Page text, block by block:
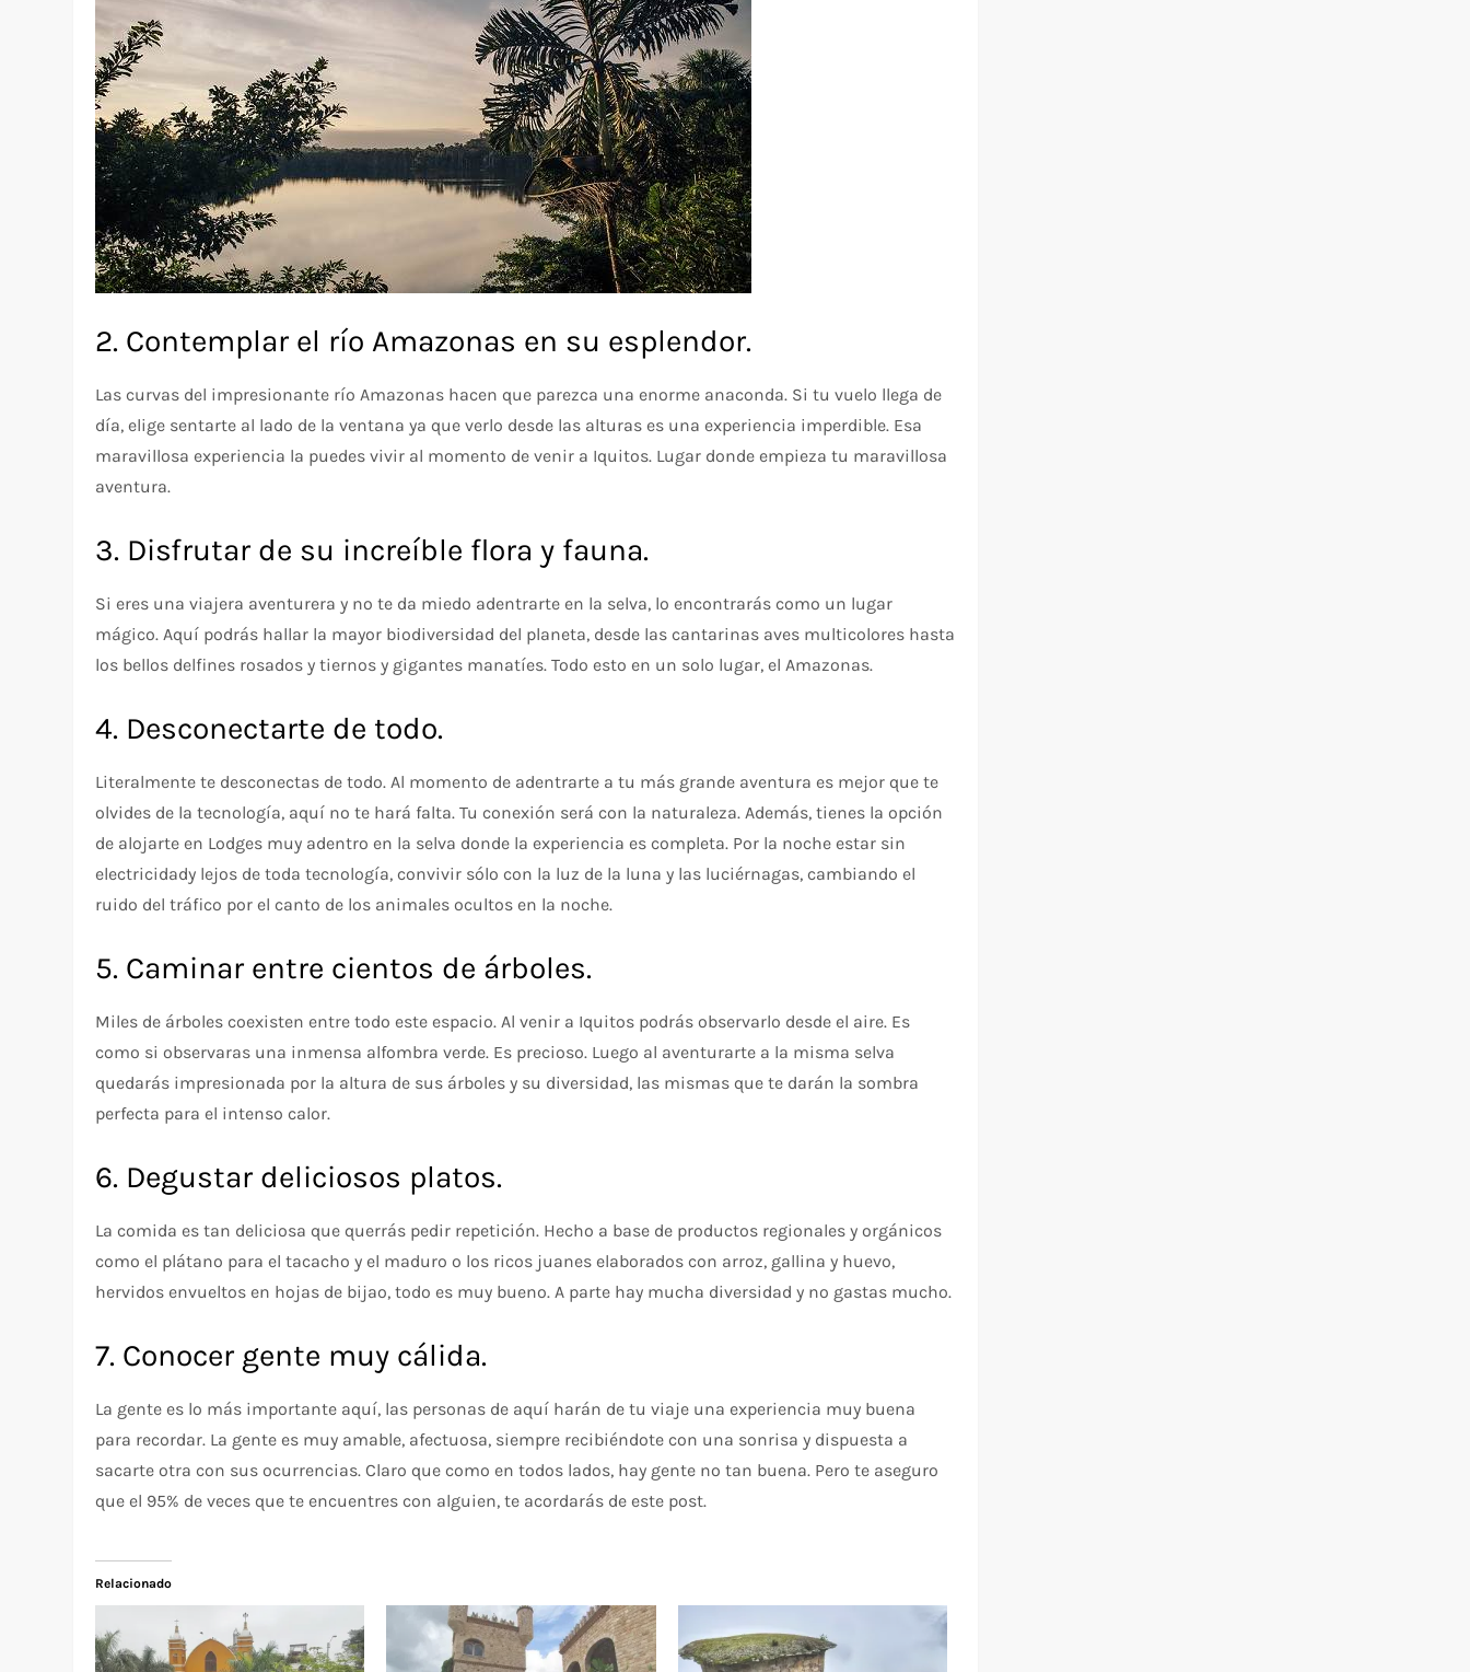
2. Contemplar el río Amazonas en su esplendor.
Las curvas del impresionante río Amazonas hacen que parezca una enorme anaconda. Si tu vuelo llega de
día, elige sentarte al lado de la ventana ya que verlo desde las alturas es una experiencia imperdible. Esa
maravillosa experiencia la puedes vivir al momento de venir a Iquitos. Lugar donde empieza tu maravillosa
aventura.
3. Disfrutar de su increíble flora y fauna.
Si eres una viajera aventurera y no te da miedo adentrarte en la selva, lo encontrarás como un lugar
mágico. Aquí podrás hallar la mayor biodiversidad del planeta, desde las cantarinas aves multicolores hasta
los bellos delfines rosados y tiernos y gigantes manatíes. Todo esto en un solo lugar, el Amazonas.
4. Desconectarte de todo.
Literalmente te desconectas de todo. Al momento de adentrarte a tu más grande aventura es mejor que te
olvides de la tecnología, aquí no te hará falta. Tu conexión será con la naturaleza. Además, tienes la opción
de alojarte en Lodges muy adentro en la selva donde la experiencia es completa. Por la noche estar sin
electricidady lejos de toda tecnología, convivir sólo con la luz de la luna y las luciérnagas, cambiando el
ruido del tráfico por el canto de los animales ocultos en la noche.
5. Caminar entre cientos de árboles.
Miles de árboles coexisten entre todo este espacio. Al venir a Iquitos podrás observarlo desde el aire. Es
como si observaras una inmensa alfombra verde. Es precioso. Luego al aventurarte a la misma selva
quedarás impresionada por la altura de sus árboles y su diversidad, las mismas que te darán la sombra
perfecta para el intenso calor.
6. Degustar deliciosos platos.
La comida es tan deliciosa que querrás pedir repetición. Hecho a base de productos regionales y orgánicos
como el plátano para el tacacho y el maduro o los ricos juanes elaborados con arroz, gallina y huevo,
hervidos envueltos en hojas de bijao, todo es muy bueno. A parte hay mucha diversidad y no gastas mucho.
7. Conocer gente muy cálida.
La gente es lo más importante aquí, las personas de aquí harán de tu viaje una experiencia muy buena
para recordar. La gente es muy amable, afectuosa, siempre recibiéndote con una sonrisa y dispuesta a
sacarte otra con sus ocurrencias. Claro que como en todos lados, hay gente no tan buena. Pero te aseguro
que el 95% de veces que te encuentres con alguien, te acordarás de este post.
Relacionado